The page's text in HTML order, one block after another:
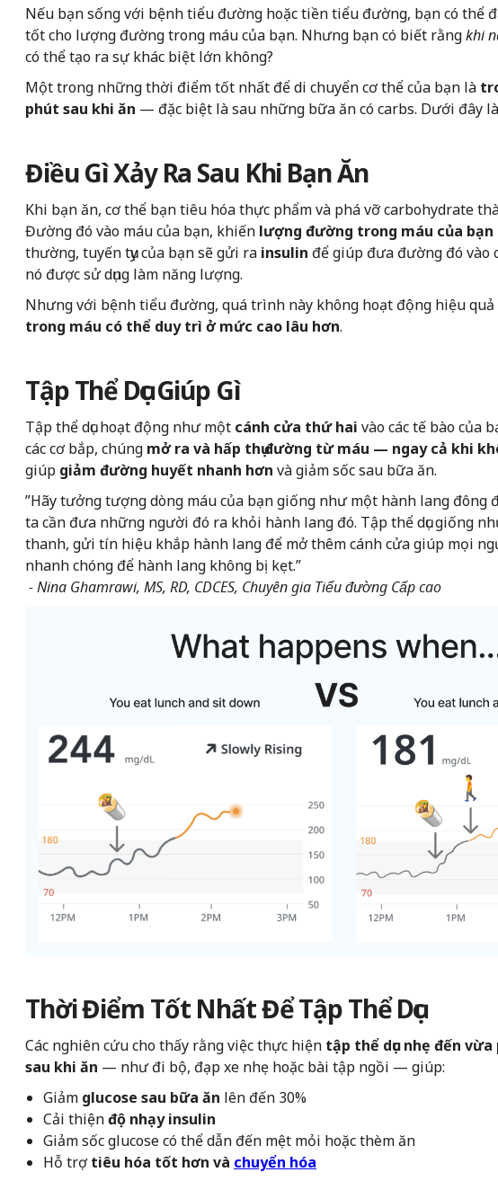
Nếu bạn sống với bệnh tiểu đường hoặc tiền tiểu đường, bạn có thể
tốt cho lượng đường trong máu của bạn. Nhưng bạn có biết rằngkhi
có thể tạo ra sự khác biệt lớn không?
Một trong những thời điểm tốt nhất để di chuyển cơ thể của bạn là
phút sau khi ăn — đặc biệt là sau những bữa ăn có carbs. Dưới đây
Điều Gì Xảy Ra Sau Khi Bạn Ăn
Khi bạn ăn, cơ thể bạn tiêu hóa thực phẩm và phá vỡ carbohydrate
Đường đó vào máu của bạn, khiến lượng đường trong máu của bạn
thường, tuyến tụy của bạn sẽ gửi ra insulin để giúp đưa đường đó vào
nó được sử dụng làm năng lượng.
Nhưng với bệnh tiểu đường, quá trình này không hoạt động hiệu
trong máu có thể duy trì ở mức cao lâu hơn.
Tập Thể Dục Giúp Gì
Tập thể dục hoạt động như một cánh cửa thứ hai vào các tế bào của
các cơ bắp, chúng mở ra và hấp thụ đường từ máu — ngay cả khi
giúp giảm đường huyết nhanh hơn và giảm sốc sau bữa ăn.
”Hãy tưởng tượng dòng máu của bạn giống như một hành lang đông
ta cần đưa những người đó ra khỏi hành lang đó. Tập thể dục giống
thanh, gửi tín hiệu khắp hành lang để mở thêm cánh cửa giúp mọi
nhanh chóng để hành lang không bị kẹt.”
- Nina Ghamrawi, MS, RD, CDCES, Chuyên gia Tiểu đường Cấp cao
Thời Điểm Tốt Nhất Để Tập Thể Dục
Các nghiên cứu cho thấy rằng việc thực hiện tập thể dục nhẹ đến
sau khi ăn — như đi bộ, đạp xe nhẹ hoặc bài tập ngồi — giúp:
Giảm glucose sau bữa ăn lên đến 30%
Cải thiệnđộ nhạy insulin
Giảm sốc glucose có thể dẫn đến mệt mỏi hoặc thèm ăn
Hỗ trợtiêu hóa tốt hơn và chuyển hóa